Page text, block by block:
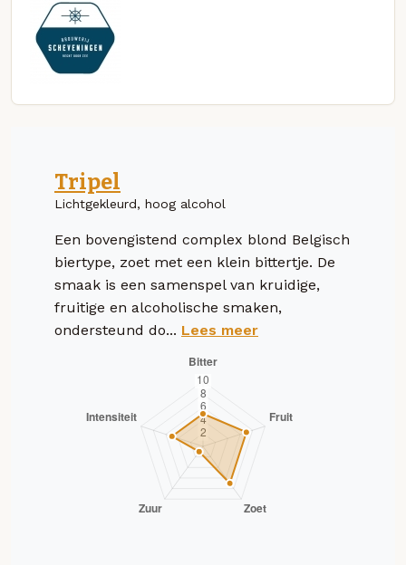
Tripel
Lichtgekleurd, hoog alcohol
Een bovengistend complex blond Belgisch
biertype, zoet met een klein bittertje. De
smaak is een samenspel van kruidige,
fruitige en alcoholische smaken,
ondersteund do... Lees meer